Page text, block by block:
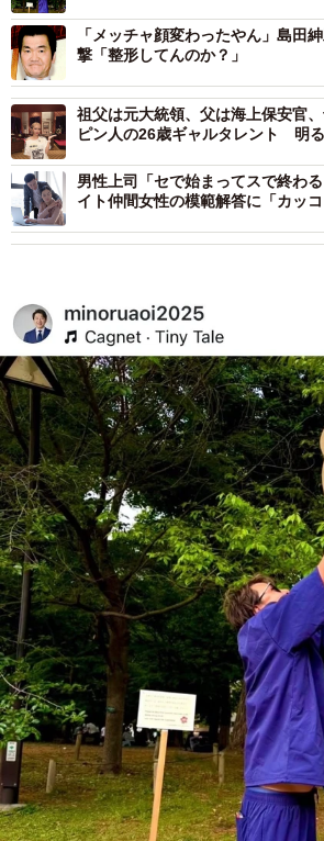
「メッチャ顔変わったやん」島田
撃「整形してんのか？」
祖父は元大統領、父は海上保安官
ピン人の26歳ギャルタレント 明
男性上司「セで始まってスで終わ
イト仲間女性の模範解答に「カッ